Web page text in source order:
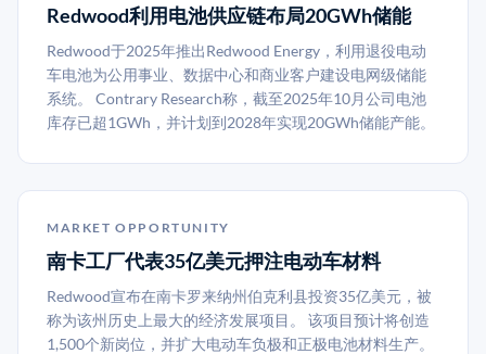
Redwood利用电池供应链布局20GWh储能
Redwood于2025年推出Redwood Energy，利用退役电动
车电池为公用事业、数据中心和商业客户建设电网级储能
系统。 Contrary Research称，截至2025年10月公司电池
库存已超1GWh，并计划到2028年实现20GWh储能产能。
MARKET OPPORTUNITY
南卡工厂代表35亿美元押注电动车材料
Redwood宣布在南卡罗来纳州伯克利县投资35亿美元，被
称为该州历史上最大的经济发展项目。 该项目预计将创造
1,500个新岗位，并扩大电动车负极和正极电池材料生产。